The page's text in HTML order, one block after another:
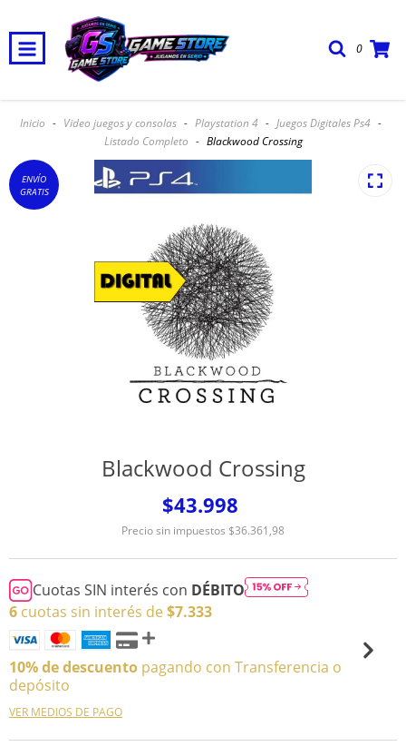
0
Envio Gratis, Cuotas Sin Interes y 20% Off pagando en efectivo o
Inicio - Video juegos y consolas - Playstation 4 - Juegos Digitales Ps4 -
Listado Completo - Blackwood Crossing
ENVÍO
GRATIS
Blackwood Crossing
$43.998
Precio sin impuestos $36.361,98
Cuotas SIN interés con DÉBITO
6 cuotas sin interés de $7.333
10% de descuento pagando con Transferencia o
depósito
VER MEDIOS DE PAGO